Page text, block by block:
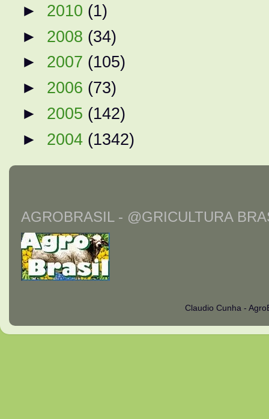
► 2010 (1)
► 2008 (34)
► 2007 (105)
► 2006 (73)
► 2005 (142)
► 2004 (1342)
AGROBRASIL - @GRICULTURA
Claudio Cunha -